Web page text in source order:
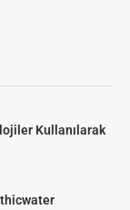
Kullanılarak